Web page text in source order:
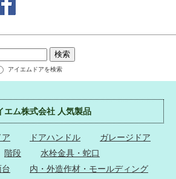
アイエムドアを検索
エム株式会社 人気製品
ドアハンドル
ガレージドア
階段
水栓金具・蛇口
内・外造作材・モールディング